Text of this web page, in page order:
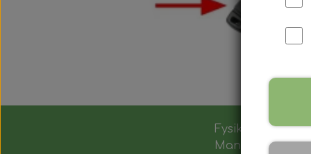
Fysik butik :
Man-Tors : 12:00